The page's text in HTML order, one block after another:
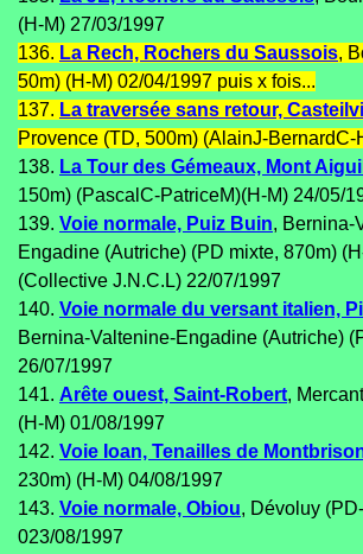
(H-M) 27/03/1997
136. La Rech, Rochers du Saussois,
50m) (H-M) 02/04/1997 puis x fois...
137. La traversée sans retour,
Provence (TD, 500m) (AlainJ-BernardC-
138. La Tour des Gémeaux, Mont
150m) (PascalC-PatriceM)(H-M) 24/05/
139. Voie normale, Puiz Buin, Bernina-
Engadine (Autriche) (PD mixte, 870m)
(Collective J.N.C.L) 22/07/1997
140. Voie normale du versant italien,
Bernina-Valtenine-Engadine (Autriche)
26/07/1997
141. Arête ouest, Saint-Robert,
(H-M) 01/08/1997
142. Voie Ioan, Tenailles de
230m) (H-M) 04/08/1997
143. Voie normale, Obiou, Dévoluy
023/08/1997